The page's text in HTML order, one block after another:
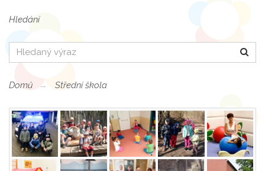
Hledání
Hledat
Domů Střední škola